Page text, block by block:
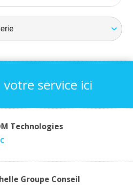
service ici
Technologies
Groupe Conseil